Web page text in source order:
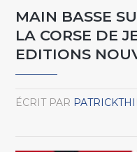
MAIN BASSE
LA CORSE DE
EDITIONS
ÉCRIT PAR